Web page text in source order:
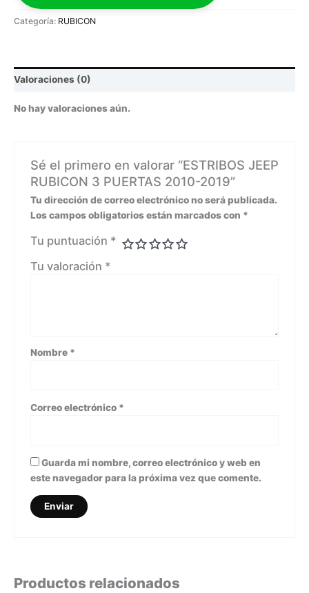
Categoría: RUBICON
Valoraciones (0)
No hay valoraciones aún.
Sé el primero en valorar “ESTRIBOS JEEP
RUBICON 3 PUERTAS 2010-2019”
Tu dirección de correo electrónico no será publicada.
Los campos obligatorios están marcados con *
Tu puntuación *
Tu valoración *
Nombre *
Correo electrónico *
Guarda mi nombre, correo electrónico y web en
este navegador para la próxima vez que comente.
Productos relacionados